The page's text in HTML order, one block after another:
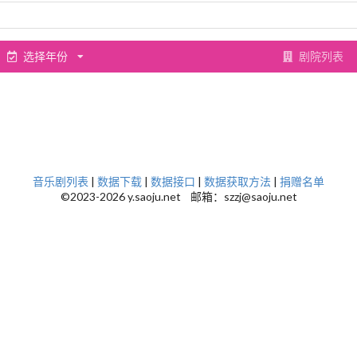
选择年份 剧院列表
音乐剧列表 | 数据下载 | 数据接口 | 数据获取方法 | 捐赠名单
©2023-2026 y.saoju.net 邮箱：szzj@saoju.net